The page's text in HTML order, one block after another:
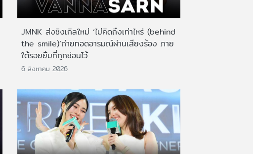
JMNK ส่งซิงเกิลใหม่ ‘ไม่คิดถึงเท่าไหร่ (behind
the smile)’ถ่ายทอดอารมณ์ผ่านเสียงร้อง ภาย
ใต้รอยยิ้มที่ถูกซ่อนไว้
6 สิงหาคม 2026